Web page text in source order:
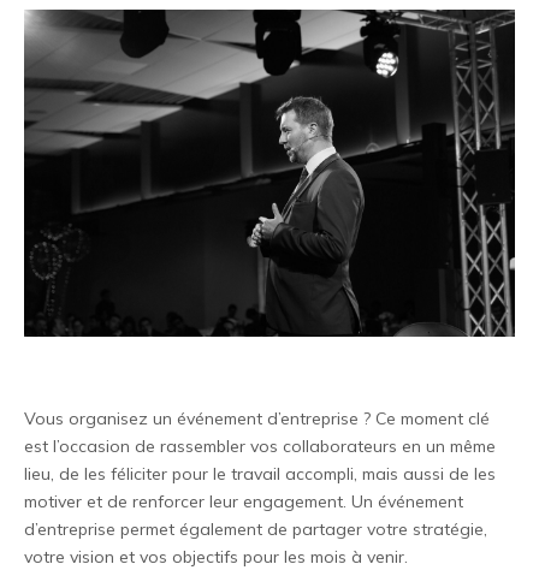
Vous organisez un événement d’entreprise ? Ce moment clé
est l’occasion de rassembler vos collaborateurs en un même
lieu, de les féliciter pour le travail accompli, mais aussi de les
motiver et de renforcer leur engagement. Un événement
d’entreprise permet également de partager votre stratégie,
votre vision et vos objectifs pour les mois à venir.